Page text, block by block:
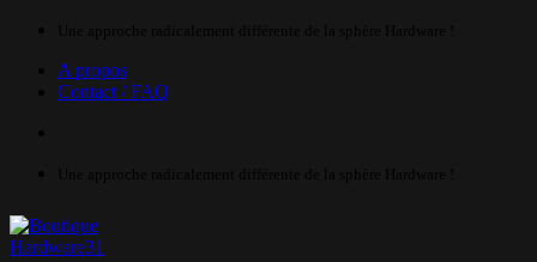
contenuA propos
Contact / FAQ